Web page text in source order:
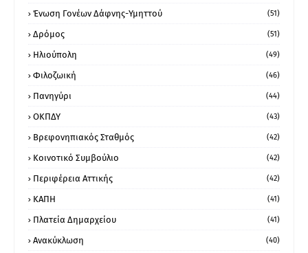
Ένωση Γονέων Δάφνης-Υμηττού (51)
Δρόμος (51)
Ηλιούπολη (49)
Φιλοζωική (46)
Πανηγύρι (44)
ΟΚΠΔΥ (43)
Βρεφονηπιακός Σταθμός (42)
Κοινοτικό Συμβούλιο (42)
Περιφέρεια Αττικής (42)
ΚΑΠΗ (41)
Πλατεία Δημαρχείου (41)
Ανακύκλωση (40)